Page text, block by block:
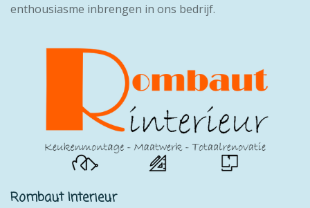
enthousiasme inbrengen in ons bedrijf.
Rombaut Interieur